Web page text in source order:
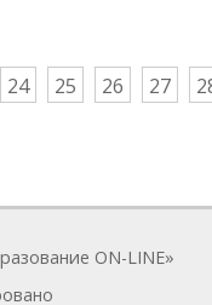
24 25 26 27
ON-LINE»